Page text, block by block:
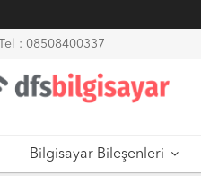
Tel : 08508400337
Bilgisayar Bileşenleri